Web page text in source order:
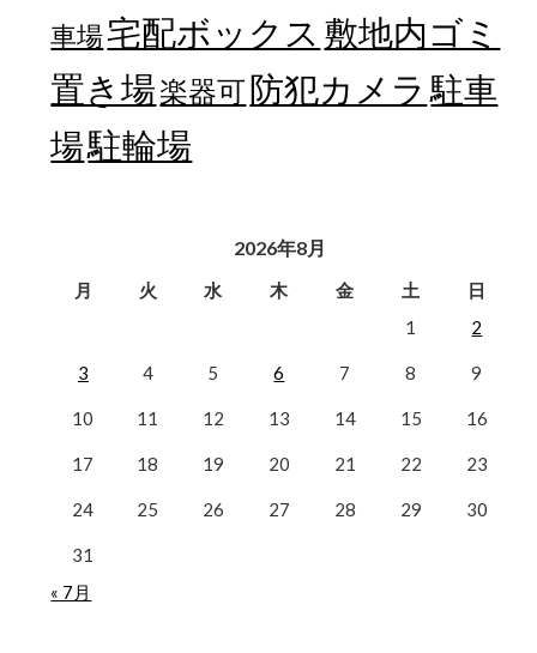
車場宅配ボックス 敷地内ゴミ
置き場楽器可防犯カメラ 駐車
場駐輪場
2026年8月
月 火 水 木 金 土
日
1
2
3 4 5 6 7 8 9
10 11 12 13 14 15 16
17 18 19 20 21 22 23
24 25 26 27 28 29 30
31
« 7月